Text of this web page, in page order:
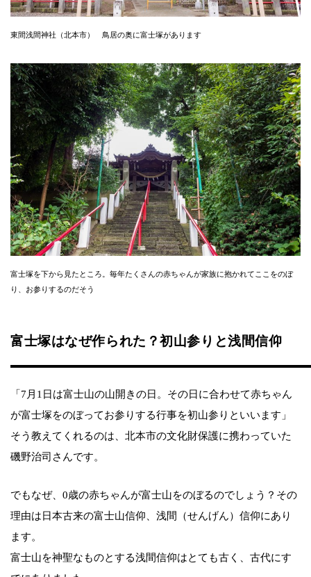
東間浅間神社（北本市） 鳥居の奥に富士塚があります
富士塚を下から見たところ。毎年たくさんの赤ちゃんが家族に抱かれてここをのぼ
り、お参りするのだそう
富士塚はなぜ作られた？初山参りと浅間信仰
「7月1日は富士山の山開きの日。その日に合わせて赤ちゃん
が富士塚をのぼってお参りする行事を初山参りといいます」
そう教えてくれるのは、北本市の文化財保護に携わっていた
磯野治司さんです。
でもなぜ、0歳の赤ちゃんが富士山をのぼるのでしょう？その
理由は日本古来の富士山信仰、浅間（せんげん）信仰にあり
ます。
富士山を神聖なものとする浅間信仰はとても古く、古代にす